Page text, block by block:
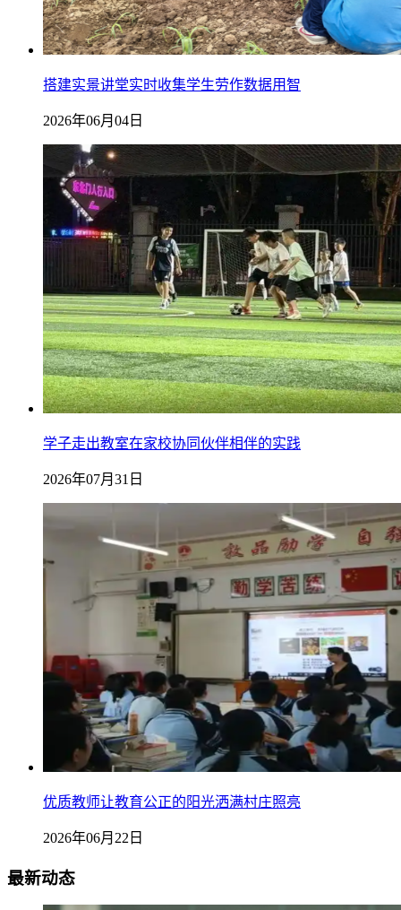
搭建实景讲堂实时收集学生劳作数据用智
2026年06月04日
学子走出教室在家校协同伙伴相伴的实践
2026年07月31日
优质教师让教育公正的阳光洒满村庄照亮
2026年06月22日
最新动态